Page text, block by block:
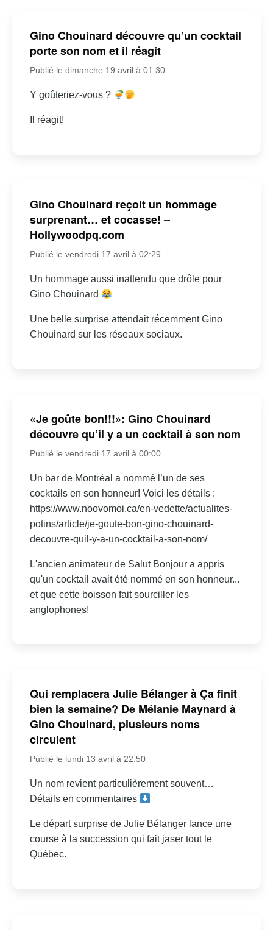
Gino Chouinard découvre qu’un cocktail
porte son nom et il réagit
Publié le dimanche 19 avril à 01:30
Y goûteriez-vous ?
Il réagit!
Gino Chouinard reçoit un hommage
surprenant… et cocasse! –
Hollywoodpq.com
Publié le vendredi 17 avril à 02:29
Un hommage aussi inattendu que drôle pour
Gino Chouinard
Une belle surprise attendait récemment Gino
Chouinard sur les réseaux sociaux.
«Je goûte bon!!!»: Gino Chouinard
découvre qu’il y a un cocktail à son nom
Publié le vendredi 17 avril à 00:00
Un bar de Montréal a nommé l’un de ses
cocktails en son honneur! Voici les détails :
https://www.noovomoi.ca/en-vedette/actualites-
potins/article/je-goute-bon-gino-chouinard-
decouvre-quil-y-a-un-cocktail-a-son-nom/
L'ancien animateur de Salut Bonjour a appris
qu'un cocktail avait été nommé en son honneur...
et que cette boisson fait sourciller les
anglophones!
Qui remplacera Julie Bélanger à Ça finit
bien la semaine? De Mélanie Maynard à
Gino Chouinard, plusieurs noms
circulent
Publié le lundi 13 avril à 22:50
Un nom revient particulièrement souvent…
Détails en commentaires
Le départ surprise de Julie Bélanger lance une
course à la succession qui fait jaser tout le
Québec.